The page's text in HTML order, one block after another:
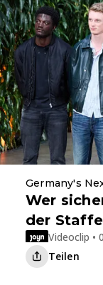
Germany's
Wer
der
Videoclip •
Teilen